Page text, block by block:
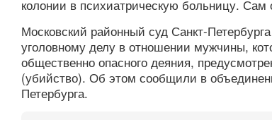
колонии в психиатрическую больницу.
Московский районный суд Санкт-
уголовному делу в отношении мужчины,
общественно опасного деяния,
(убийство). Об этом сообщили в
Петербурга.